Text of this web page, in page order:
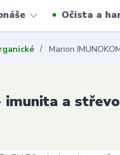
Očista a
Marion
imunita a střevo